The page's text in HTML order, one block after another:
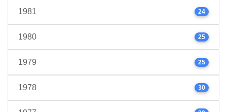
1981 24
1980 25
1979 25
1978 30